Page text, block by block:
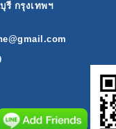
รี กรุงเทพฯ